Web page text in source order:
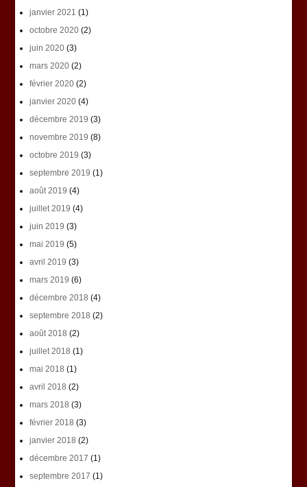
janvier 2021 (1)
octobre 2020(2)
juin 2020(3)
mars 2020(2)
février 2020(2)
janvier 2020(4)
décembre 2019 (3)
novembre 2019 (8)
octobre 2019 (3)
septembre 2019 (1)
août 2019 (4)
juillet 2019 (4)
juin 2019 (3)
mai 2019 (5)
avril 2019 (3)
mars 2019 (6)
décembre 2018 (4)
septembre 2018 (2)
août 2018 (2)
juillet 2018 (1)
mai 2018 (1)
avril 2018 (2)
mars 2018 (3)
février 2018 (3)
janvier 2018 (2)
décembre 2017 (1)
septembre 2017 (1)